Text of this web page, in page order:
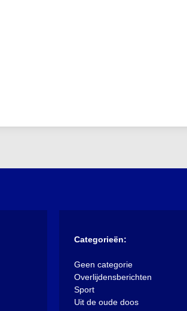
Categorieën:
Geen categorie
Overlijdensberichten
Sport
Uit de oude doos